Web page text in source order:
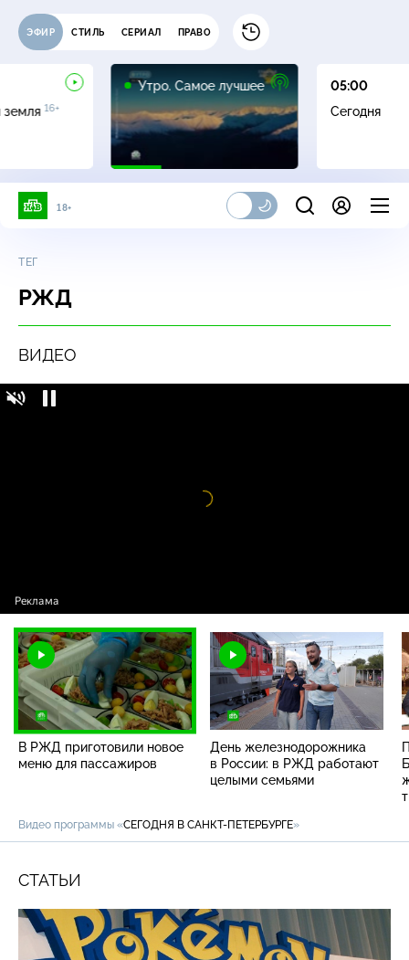
ЭФИР СТИЛЬ СЕРИАЛ ПРАВО
земля 16+
Утро. Самое лучшее
16+
05:00
Сегодня
18+
ТЕГ
РЖД
ВИДЕО
Видео
В РЖД приготовили новое
меню для пассажиров
День железнодорожника
в России: в РЖД работают
целыми семьями
Видео программы «СЕГОДНЯ В САНКТ-ПЕТЕРБУРГЕ»
СТАТЬИ